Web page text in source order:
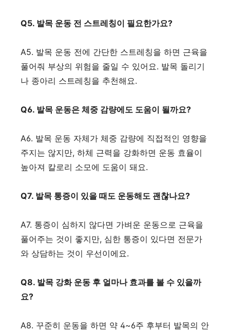
Q5. 발목 운동 전 스트레칭이 필요한가요?
A5. 발목 운동 전에 간단한 스트레칭을 하면 근육을
풀어줘 부상의 위험을 줄일 수 있어요. 발목 돌리기
나 종아리 스트레칭을 추천해요.
Q6. 발목 운동은 체중 감량에도 도움이 될까요?
A6. 발목 운동 자체가 체중 감량에 직접적인 영향을
주지는 않지만, 하체 근력을 강화하면 운동 효율이
높아져 칼로리 소모에 도움이 돼요.
Q7. 발목 통증이 있을 때도 운동해도 괜찮나요?
A7. 통증이 심하지 않다면 가벼운 운동으로 근육을
풀어주는 것이 좋지만, 심한 통증이 있다면 전문가
와 상담하는 것이 우선이에요.
Q8. 발목 강화 운동 후 얼마나 효과를 볼 수 있을까
요?
A8. 꾸준히 운동을 하면 약 4~6주 후부터 발목의 안